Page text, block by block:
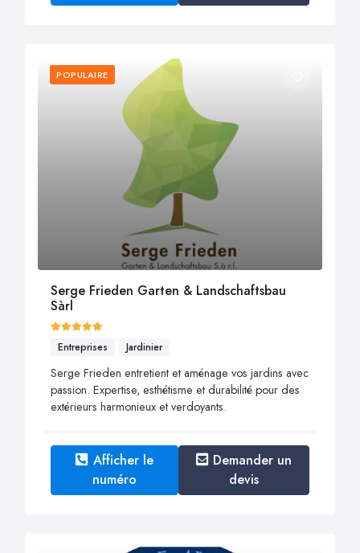
POPULAIRE
Serge Frieden Garten & Landschaftsbau
Sàrl
Entreprises Jardinier
Serge Frieden entretient et aménage vos jardins avec
passion. Expertise, esthétisme et durabilité pour des
extérieurs harmonieux et verdoyants.
Afficher le
numéro
Demander un
devis